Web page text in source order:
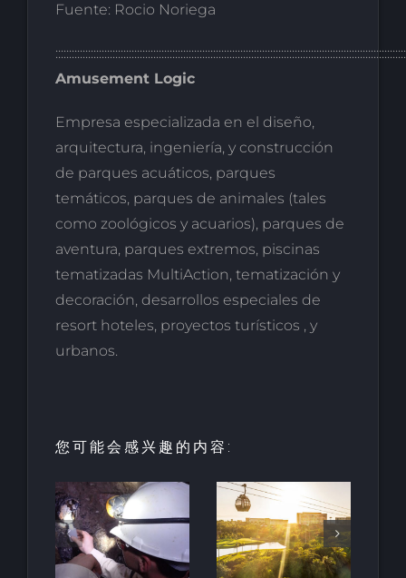
Fuente: Rocio Noriega
:::::::::::::::::::::::::::::::::::::::::::::::::::::::::::::::::::::::::::::::::::::::::::::::::::::::::::::::::::::::::::::::::
Amusement Logic
Empresa especializada en el diseño,
arquitectura, ingeniería, y construcción
de parques acuáticos, parques
temáticos, parques de animales (tales
como zoológicos y acuarios), parques de
aventura, parques extremos, piscinas
tematizadas MultiAction, tematización y
decoración, desarrollos especiales de
resort hoteles, proyectos turísticos , y
urbanos.
您可能会感兴趣的内容:
酒店和度假
村的创新：
里维埃拉-纳
亚里特的新
巴亚尔塔酒
HALO垂直
移动项目荣
获LOOP设
计奖